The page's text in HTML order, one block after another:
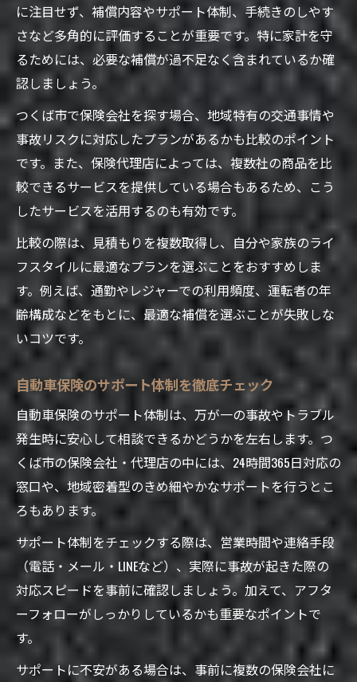
に注目せず、補償内容やサポート体制、手続きのしやす
さなど多角的に評価することが重要です。特に家計を守
るためには、必要な補償が過不足なく含まれているか確
認しましょう。
つくば市で保険会社を探す場合、地域特有の交通事情や
事故リスクに対応したプランがあるかも比較のポイント
です。また、保険代理店によっては、複数社の商品を比
較できるサービスを提供している場合もあるため、こう
したサービスを活用するのも有効です。
比較の際は、見積もりを複数取得し、自分や家族のライ
フスタイルに最適なプランを選ぶことをおすすめしま
す。例えば、通勤やレジャーでの利用頻度、運転者の年
齢構成などをもとに、最適な補償を選ぶことが失敗しな
いコツです。
自動車保険のサポート体制を徹底チェック
自動車保険のサポート体制は、万が一の事故やトラブル
発生時に安心して相談できるかどうかを左右します。つ
くば市の保険会社・代理店の中には、24時間365日対応の
窓口や、地域密着型のきめ細やかなサポートを行うとこ
ろもあります。
サポート体制をチェックする際は、営業時間や連絡手段
（電話・メール・LINEなど）、実際に事故が起きた際の
対応スピードを事前に確認しましょう。加えて、アフタ
ーフォローがしっかりしているかも重要なポイントで
す。
サポートに不安がある場合は、事前に複数の保険会社に